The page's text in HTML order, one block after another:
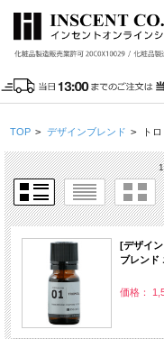
TOP > デザインブレンド > ト
[デザイ
ブレンド
価格：